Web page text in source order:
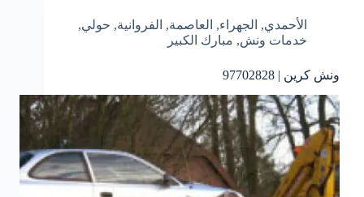
الأحمدي, الجهراء, العاصمة, الفروانية, حولي,
خدمات ونش, مبارك الكبير
ونش كرين | 97702828